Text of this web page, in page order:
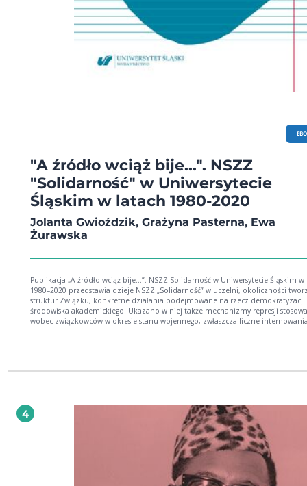
"A źródło wciąż bije...". NSZZ
"Solidarność" w Uniwersytecie
Śląskim w latach 1980-2020
Jolanta Gwioździk, Grażyna Pasterna, Ewa
Żurawska
Publikacja „A źródło wciąż bije…”. NSZZ Solidarność w Uniwersytecie Śląskim w
1980–2020 przedstawia dzieje NSZZ „Solidarność” w uczelni, okoliczności
struktur Związku, konkretne działania podejmowane na rzecz
środowiska akademickiego. Ukazano w niej także mechanizmy represji
wobec związkowców w okresie stanu wojennego, zwłaszcza liczne
opisano aktualną organizację Związku i jego funkcjonowanie w latach
4